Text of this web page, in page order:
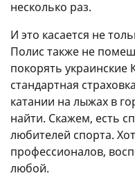
несколько раз.
И это касается не
Полис также не
покорять украинские
стандартная
катании на лыжах в
найти. Скажем, есть
любителей спорта.
профессионалов,
любой.